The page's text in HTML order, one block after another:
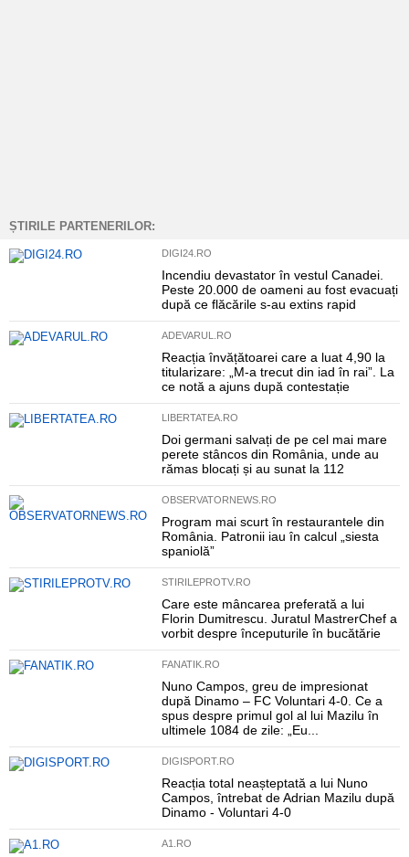
ȘTIRILE PARTENERILOR:
DIGI24.RO
Incendiu devastator în vestul Canadei.
Peste 20.000 de oameni au fost evacuați
după ce flăcările s-au extins rapid
ADEVARUL.RO
Reacția învățătoarei care a luat 4,90 la
titularizare: „M-a trecut din iad în rai”. La
ce notă a ajuns după contestație
LIBERTATEA.RO
Doi germani salvați de pe cel mai mare
perete stâncos din România, unde au
rămas blocați și au sunat la 112
OBSERVATORNEWS.RO
Program mai scurt în restaurantele din
România. Patronii iau în calcul „siesta
spaniolă”
STIRILEPROTV.RO
Care este mâncarea preferată a lui
Florin Dumitrescu. Juratul MastrerChef a
vorbit despre începuturile în bucătărie
FANATIK.RO
Nuno Campos, greu de impresionat
după Dinamo – FC Voluntari 4-0. Ce a
spus despre primul gol al lui Mazilu în
ultimele 1084 de zile: „Eu...
DIGISPORT.RO
Reacția total neașteptată a lui Nuno
Campos, întrebat de Adrian Mazilu după
Dinamo - Voluntari 4-0
A1.RO